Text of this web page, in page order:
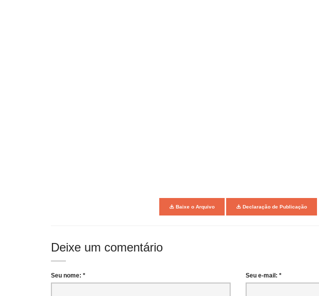
Baixe o Arquivo Declaração de Publicação
Deixe um comentário
Seu nome: * Seu e-mail: *